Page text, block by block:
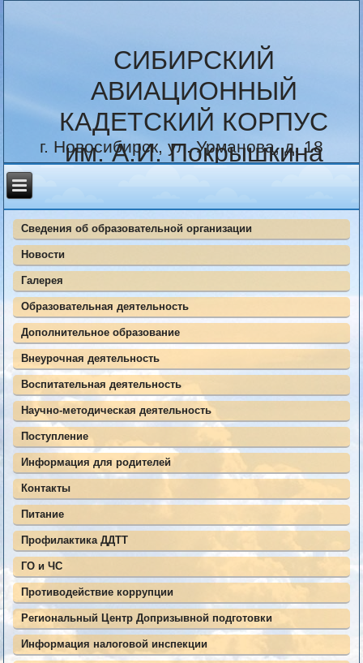
СИБИРСКИЙ
АВИАЦИОННЫЙ
КАДЕТСКИЙ КОРПУС
им. А.И. Покрышкина
г. Новосибирск, ул. Урманова, д. 18
Сведения об образовательной организации
Новости
Галерея
Образовательная деятельность
Дополнительное образование
Внеурочная деятельность
Воспитательная деятельность
Научно-методическая деятельность
Поступление
Информация для родителей
Контакты
Питание
Профилактика ДДТТ
ГО и ЧС
Противодействие коррупции
Региональный Центр Допризывной подготовки
Информация налоговой инспекции